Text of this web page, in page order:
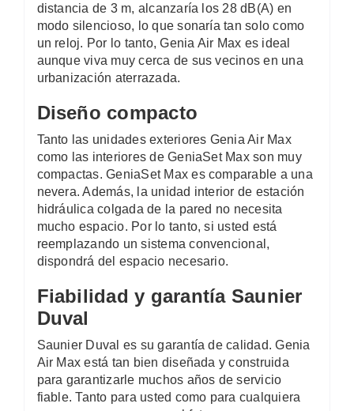
distancia de 3 m, alcanzaría los 28 dB(A) en
modo silencioso, lo que sonaría tan solo como
un reloj. Por lo tanto, Genia Air Max es ideal
aunque viva muy cerca de sus vecinos en una
urbanización aterrazada.
Diseño compacto
Tanto las unidades exteriores Genia Air Max
como las interiores de GeniaSet Max son muy
compactas. GeniaSet Max es comparable a una
nevera. Además, la unidad interior de estación
hidráulica colgada de la pared no necesita
mucho espacio. Por lo tanto, si usted está
reemplazando un sistema convencional,
dispondrá del espacio necesario.
Fiabilidad y garantía Saunier
Duval
Saunier Duval es su garantía de calidad. Genia
Air Max está tan bien diseñada y construida
para garantizarle muchos años de servicio
fiable. Tanto para usted como para cualquiera